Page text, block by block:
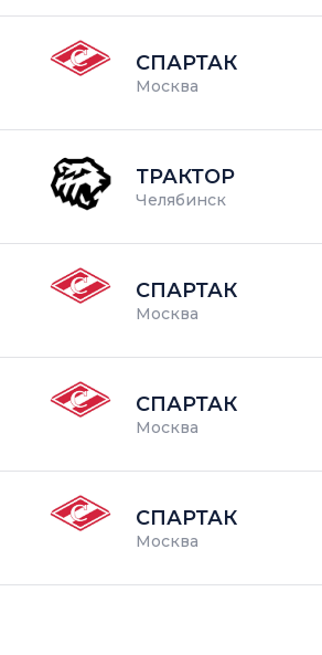
СПАРТАК
Москва
ТРАКТОР
Челябинск
СПАРТАК
Москва
СПАРТАК
Москва
СПАРТАК
Москва